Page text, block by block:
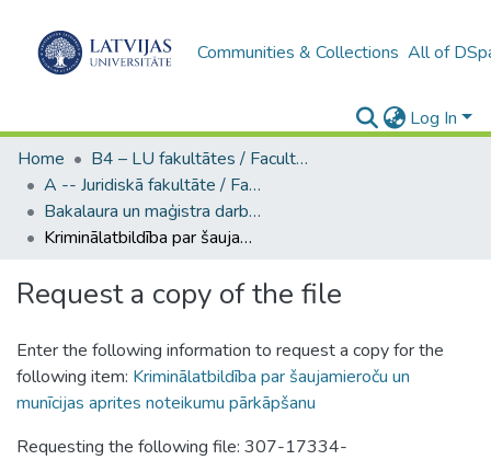
Communities & Collections All of
Log In
Home
B4 – LU fakultātes / Faculties of the UL
A -- Juridiskā fakultāte / Faculty of Law
Bakalaura un maģistra darbi (JF) / Bachelor's and Master's theses
Kriminālatbildība par šaujamieroču un munīcijas aprites noteikumu pārkāpšanu
Request a copy of the file
Enter the following information to request a copy for the
following item: Kriminālatbildība par šaujamieroču un
munīcijas aprites noteikumu pārkāpšanu
Requesting the following file: 307-17334-